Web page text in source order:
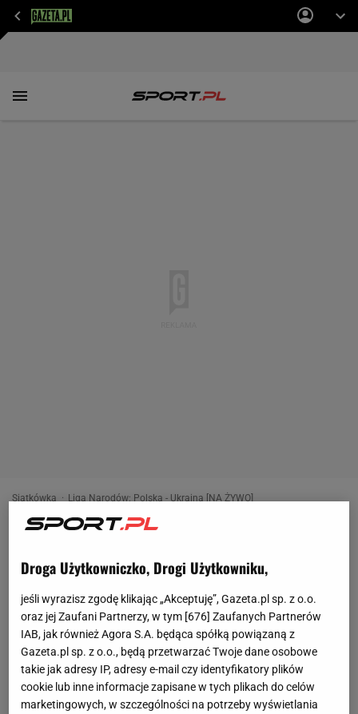
Siatkówka Liga Narodów: Polska - Ukraina [NA ŻYWO]
Polska skończyła pierwszy tydzień VNL
meczem z Ukrainą [NA ŻYWO]
Norbert Amlicki,Hubert Rybkowski
14 czerwca 2026, 06:26
Polscy siatkarze zakończyli udział w turnieju Ligi
Narodów w chińskim Linyi. W ostatnim meczu
pierwszego tygodnia zmagań zmierzyli się z
Droga Użytkowniczko, Drogi Użytkowniku,
jeśli wyrazisz zgodę klikając „Akceptuję”, Gazeta.pl sp. z o.o.
oraz jej Zaufani Partnerzy, w tym [676] Zaufanych Partnerów
IAB, jak również Agora S.A. będąca spółką powiązaną z
Gazeta.pl sp. z o.o., będą przetwarzać Twoje dane osobowe
takie jak adresy IP, adresy e-mail czy identyfikatory plików
cookie lub inne informacje zapisane w tych plikach do celów
marketingowych, w szczególności na potrzeby wyświetlania